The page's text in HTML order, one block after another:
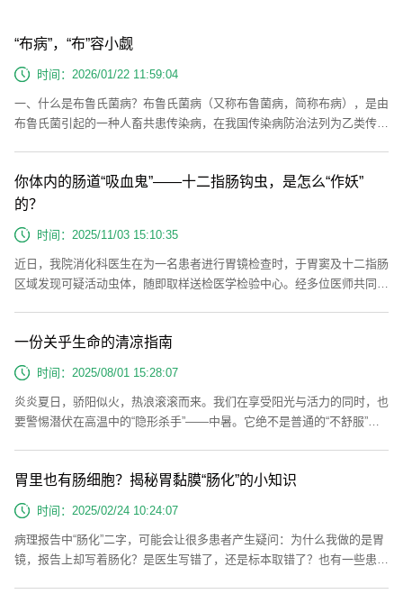
“布病”，“布”容小觑
时间：2026/01/22 11:59:04
一、什么是布鲁氏菌病？布鲁氏菌病（又称布鲁菌病，简称布病），是由
布鲁氏菌引起的一种人畜共患传染病，在我国传染病防治法列为乙类传染
的？布病的主要传染源为患病的动物及其产品，布鲁氏菌可以通过破损的
皮肤黏膜、消化道和呼吸道等途径传播。三、临床表现1、发热：典型病
你体内的肠道“吸血鬼”——十二指肠钩虫，是怎么“作妖”
的？
时间：2025/11/03 15:10:35
近日，我院消化科医生在为一名患者进行胃镜检查时，于胃窦及十二指肠
区域发现可疑活动虫体，随即取样送检医学检验中心。经多位医师共同鉴
适、贫血及钩虫性皮炎等临床表现。部分患者因长期贫血导致面色萎黄、
精神不振，民间形象地称之为“懒黄病”。胃镜检出：消化道出血查因的“意
外发现”十二...
一份关乎生命的清凉指南
时间：2025/08/01 15:28:07
炎炎夏日，骄阳似火，热浪滚滚而来。我们在享受阳光与活力的同时，也
要警惕潜伏在高温中的“隐形杀手”——中暑。它绝不是普通的“不舒服”，
中暑的发生是个渐进的过程，了解不同阶段至关重要：1. 先兆中暑：身
体的“求救信号”表现：汗流不止、口渴难耐、浑身没劲、四肢发软、头晕
眼花、胸...
胃里也有肠细胞？揭秘胃黏膜“肠化”的小知识
时间：2025/02/24 10:24:07
病理报告中“肠化”二字，可能会让很多患者产生疑问：为什么我做的是胃
镜，报告上却写着肠化？是医生写错了，还是标本取错了？也有一些患者